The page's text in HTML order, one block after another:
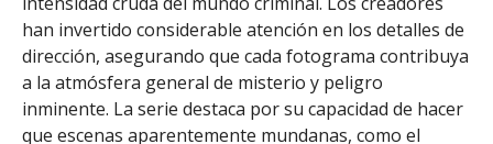
han invertido considerable atención en los detalles de
dirección, asegurando que cada fotograma contribuya
a la atmósfera general de misterio y peligro
inminente. La serie destaca por su capacidad de hacer
que escenas aparentemente mundanas, como el